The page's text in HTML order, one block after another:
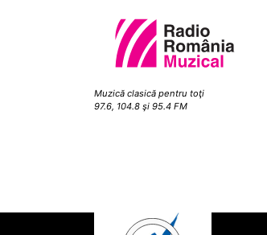
Muzică clasică pentru toţi
97.6, 104.8 şi 95.4 FM